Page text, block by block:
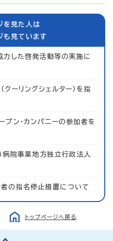
を見た人は
も見ています
力した啓発活動等の実施に
ーリングシェルター）を指
ン・カンパニーの参加者を
院事業地方独立行政法人
の指名停止措置について
トップページへ戻る